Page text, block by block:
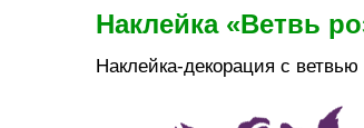
Наклейка «Ветвь
Наклейка-декорация с